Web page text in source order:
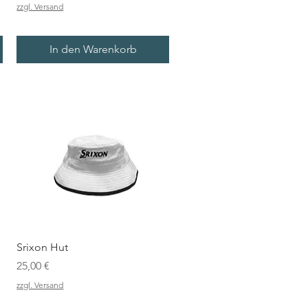
zzgl. Versand
In den Warenkorb
Srixon Hut
Preis
25,00 €
zzgl. Versand